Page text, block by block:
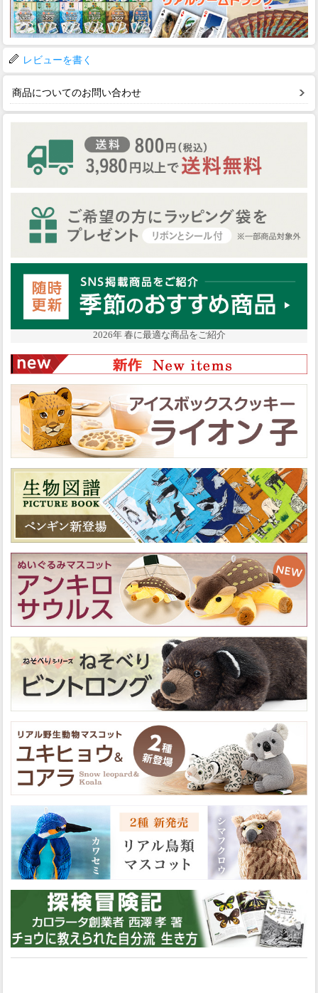
レビューを書く
商品についてのお問い合わせ